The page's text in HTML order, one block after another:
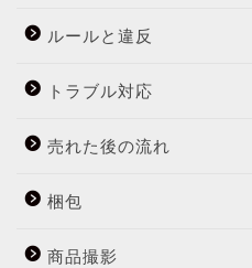
ルールと違反
トラブル対応
売れた後の流れ
梱包
商品撮影